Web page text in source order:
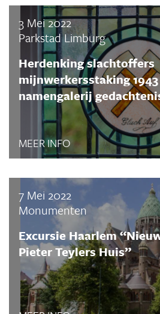
3 Mei 2022
Parkstad Limburg
Herdenking slachtoffers
mijnwerkersstaking
namengalerij
MEER INFO
7 Mei 2022
Monumenten
Excursie Haarlem
Pieter Teylers Huis”